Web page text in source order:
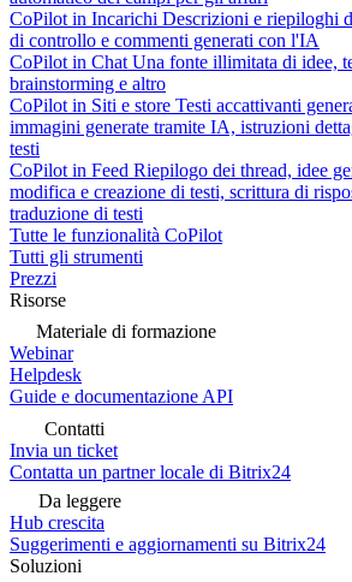
CoPilot in Incarichi Descrizioni e riepiloghi
di controllo e commenti generati con l'IA
CoPilot in Chat Una fonte illimitata di idee,
brainstorming e altro
CoPilot in Siti e store Testi accattivanti
immagini generate tramite IA, istruzioni
testi
CoPilot in Feed Riepilogo dei thread, idee
modifica e creazione di testi, scrittura di
traduzione di testi
Tutte le funzionalità CoPilot
Tutti gli strumenti
Prezzi
Risorse
Materiale di formazione
Webinar
Helpdesk
Guide e documentazione API
Contatti
Invia un ticket
Contatta un partner locale di Bitrix24
Da leggere
Hub crescita
Suggerimenti e aggiornamenti su Bitrix24
Soluzioni